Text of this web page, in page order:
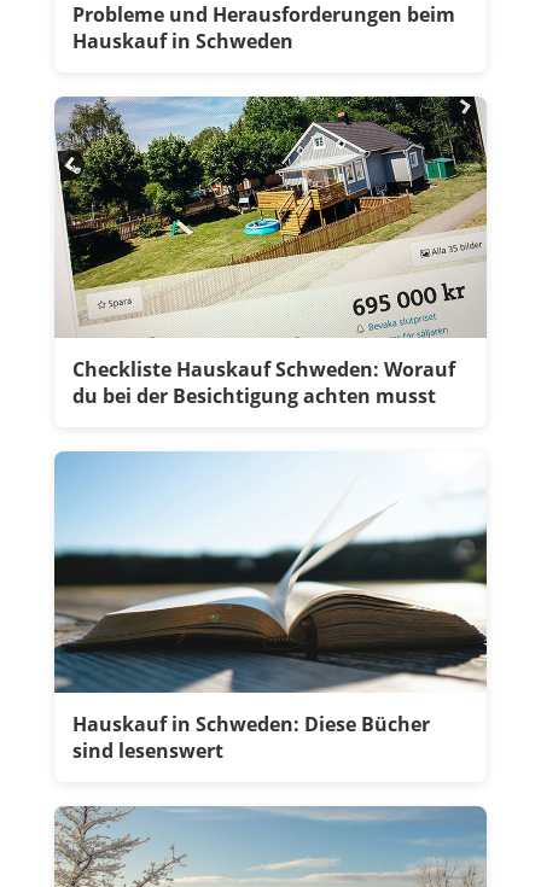
Probleme und Herausforderungen beim
Hauskauf in Schweden
Checkliste Hauskauf Schweden: Worauf
du bei der Besichtigung achten musst
Hauskauf in Schweden: Diese Bücher
sind lesenswert